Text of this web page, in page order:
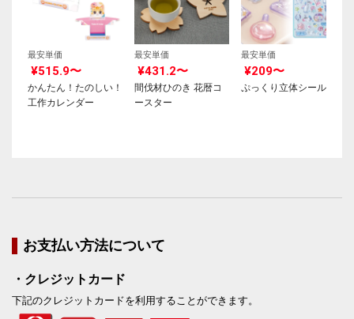
最安単価
¥515.9〜
かんたん！たのしい！
工作カレンダー
最安単価
¥431.2〜
間伐材ひのき 花暦コ
ースター
最安単価
¥209〜
ぷっくり立体シール
お支払い方法について
・クレジットカード
下記のクレジットカードを利用することができます。